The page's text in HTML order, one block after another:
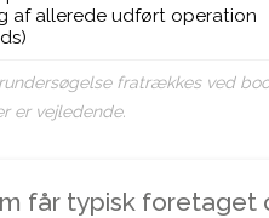
af allerede udført operation
fratrækkes ved
er vejledende.
får typisk foretaget